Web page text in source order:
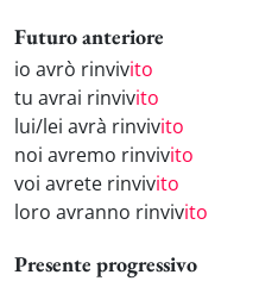
Futuro anteriore
io avrò rinvivito
tu avrai rinvivito
lui/lei avrà rinvivito
noi avremo rinvivito
voi avrete rinvivito
loro avranno rinvivito
Presente progressivo